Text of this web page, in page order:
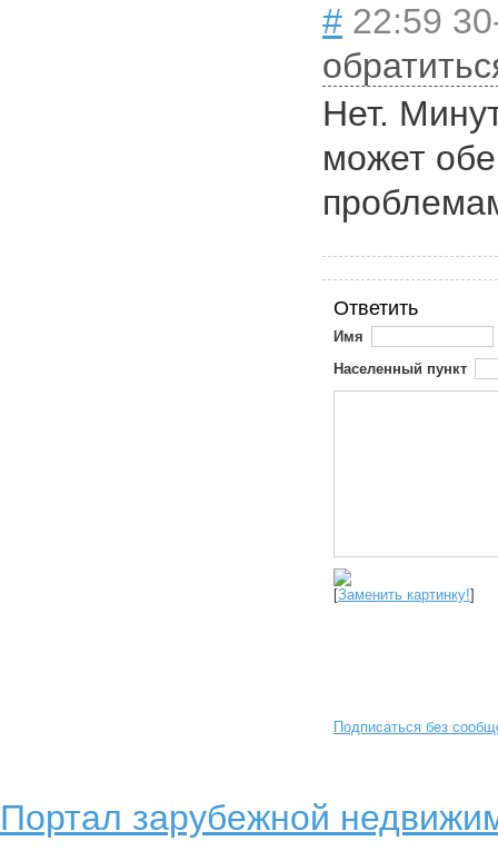
# 22:59
Нет.
может
Ответить
Имя
Населенный пункт
[Заменить картинку!]
Подписаться без
Портал зарубежной